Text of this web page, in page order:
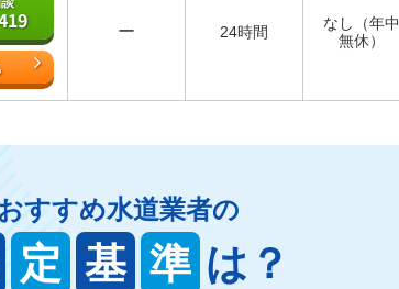
ー 24時間
なし（年中
無休）
おすすめ水道業者の
定 基 準 は？